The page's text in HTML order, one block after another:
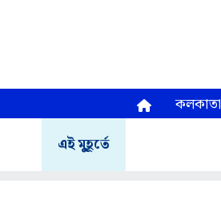
কলকাতা
এই মুহূর্তে